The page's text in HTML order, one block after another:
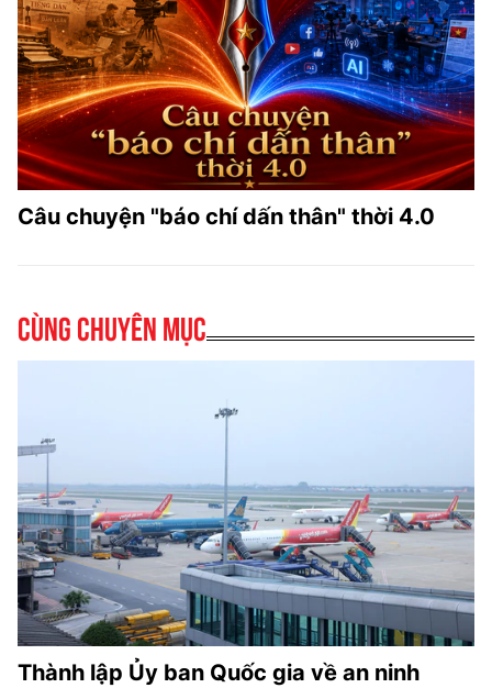
Câu chuyện "báo chí dấn thân" thời 4.0
Cùng chuyên mục
Thành lập Ủy ban Quốc gia về an ninh